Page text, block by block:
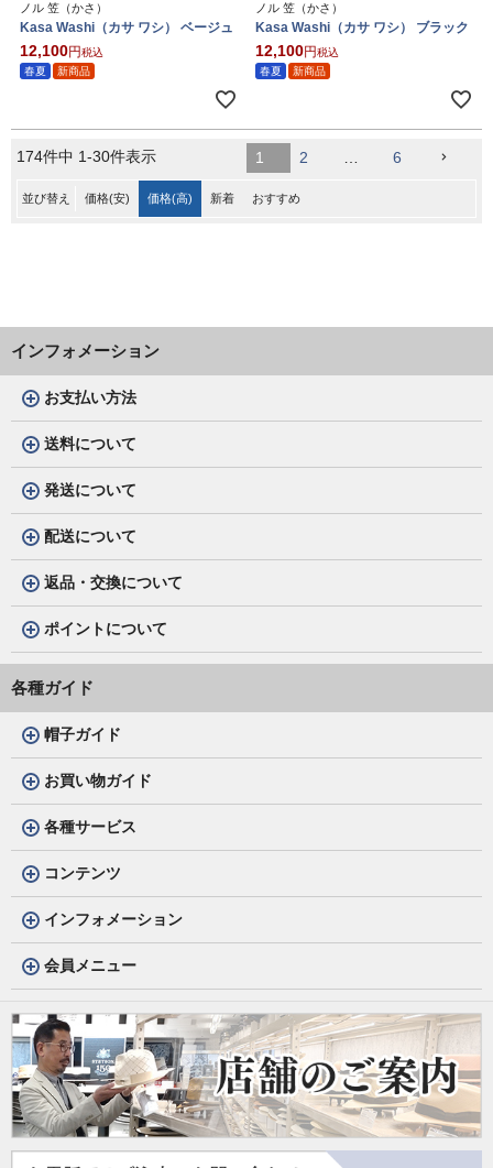
ノル 笠（かさ）
Kasa Washi（カサ ワシ） ベージュ
12,100
税込
春夏
新商品
ノル 笠（かさ）
Kasa Washi（カサ ワシ） ブラック
12,100
税込
春夏
新商品
並び替え 価格(安) 価格(高) 新着 おすすめ
174件中 1-30件表示 1 2 … 6
インフォメーション
お支払い方法
送料について
発送について
配送について
返品・交換について
ポイントについて
各種ガイド
帽子ガイド
お買い物ガイド
各種サービス
コンテンツ
インフォメーション
会員メニュー